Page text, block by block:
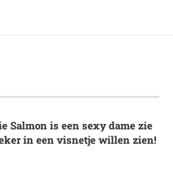
Salmon is een sexy dame zie
in een visnetje willen zien!